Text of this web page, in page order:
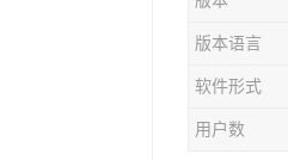
版本语言
软件形式
用户数